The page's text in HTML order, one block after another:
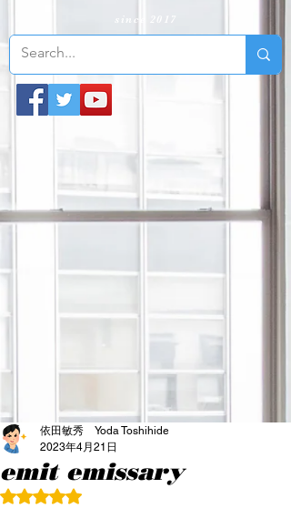
since 2017
emit emissary
依田敏秀 Yoda Toshihide
2023年4月21日
5つ星のうちNaNと評価されています。